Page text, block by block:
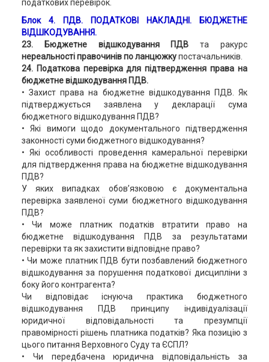
податкових перевірок.
Блок 4. ПДВ. ПОДАТКОВІ НАКЛАДНІ. БЮДЖЕТНЕ
ВІДШКОДУВАННЯ.
23. Бюджетне відшкодування ПДВ та ракурс
нереальності правочинів по ланцюжкупостачальників.
24. Податкова перевірка для підтвердження права на
бюджетне відшкодування ПДВ.
• Захист права на бюджетне відшкодування ПДВ. Як
підтверджується заявлена у декларації сума
бюджетного відшкодування ПДВ?
• Які вимоги щодо документального підтвердження
законності суми бюджетного відшкодування?
• Які особливості проведення камеральної перевірки
для підтвердження права на бюджетне відшкодування
ПДВ?
У яких випадках обов’язковою є документальна
перевірка заявленої суми бюджетного відшкодування
ПДВ?
• Чи може платник податків втратити право на
бюджетне відшкодування ПДВ за результатами
перевірки та як захистити відповідне право?
• Чи може платник ПДВ бути позбавлений бюджетного
відшкодування за порушення податкової дисципліни з
боку його контрагента?
Чи відповідає існуюча практика бюджетного
відшкодування ПДВ принципу індивідуалізації
юридичної відповідальності та презумпції
правомірності рішень платника податків? Яка позицію з
цього питання Верховного Суду та ЄСПЛ?
• Чи передбачена юридична відповідальність за